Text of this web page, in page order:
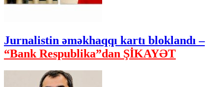
Jurnalistin əməkhaqqı kartı bloklandı –
“Bank Respublika”dan ŞİKAYƏT